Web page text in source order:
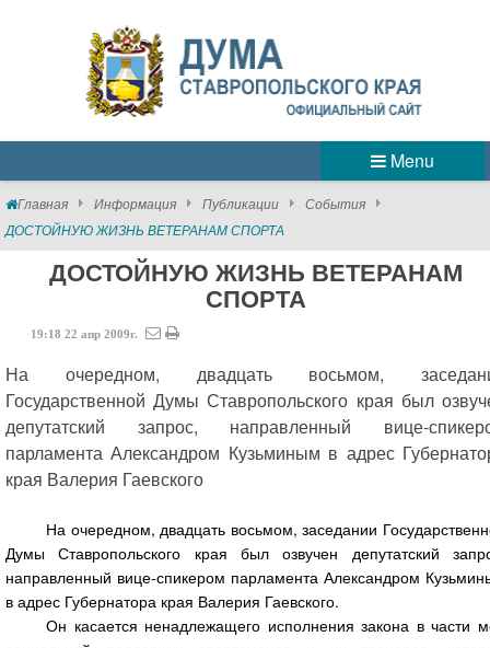
Menu
Главная Информация Публикации
События
ДОСТОЙНУЮ ЖИЗНЬ ВЕТЕРАНАМ СПОРТА
ДОСТОЙНУЮ ЖИЗНЬ ВЕТЕРАНАМ
СПОРТА
19:18 22 апр 2009г.
На очередном, двадцать восьмом,
Государственной Думы Ставропольского края был
депутатский запрос, направленный вице-
парламента Александром Кузьминым в адрес
края Валерия Гаевского
На очередном, двадцать восьмом, заседании
Думы Ставропольского края был озвучен депутатский
направленный вице-спикером парламента Александром
в адрес Губернатора края Валерия Гаевского.
Он касается ненадлежащего исполнения закона в части